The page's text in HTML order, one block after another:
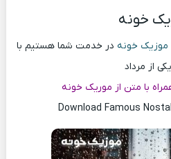
خونه
موزیک خونه در خدمت شما هستیم با
از مرداد
با متن از موریک خونه
Download Famous